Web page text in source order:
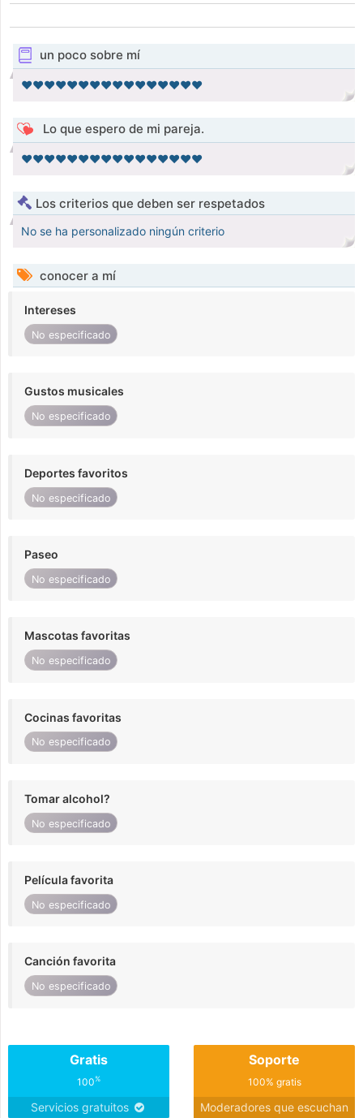
un poco sobre mí
❤️❤️❤️❤️❤️❤️❤️❤️❤️❤️❤️❤️❤️❤️❤️❤️
Lo que espero de mi pareja.
❤️❤️❤️❤️❤️❤️❤️❤️❤️❤️❤️❤️❤️❤️❤️❤️
Los criterios que deben ser respetados
No se ha personalizado ningún criterio
conocer a mí
Intereses
No especificado
Gustos musicales
No especificado
Deportes favoritos
No especificado
Paseo
No especificado
Mascotas favoritas
No especificado
Cocinas favoritas
No especificado
Tomar alcohol?
No especificado
Película favorita
No especificado
Canción favorita
No especificado
Gratis
100%
Servicios gratuitos
Soporte
100% gratis
Moderadores que escuchan